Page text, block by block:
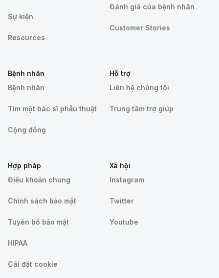
Sự kiện
Resources
Đánh giá của bệnh nhân
Customer Stories
Bệnh nhân
Bệnh nhân
Tìm một bác sĩ phẫu thuật
Cộng đồng
Hỗ trợ
Liên hệ chúng tôi
Trung tâm trợ giúp
Hợp pháp
Điều khoản chung
Chính sách bảo mật
Tuyên bố bảo mật
HIPAA
Cài đặt cookie
Xã hội
Instagram
Twitter
Youtube